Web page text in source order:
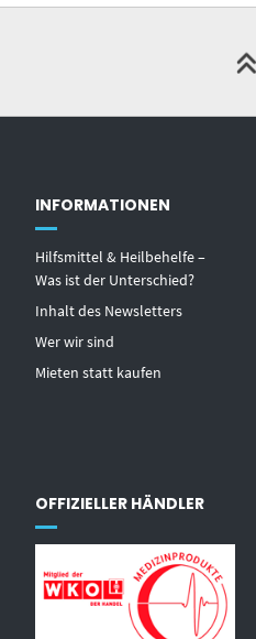
INFORMATIONEN
Hilfsmittel & Heilbehelfe –
Was ist der Unterschied?
Inhalt des Newsletters
Wer wir sind
Mieten statt kaufen
OFFIZIELLER HÄNDLER